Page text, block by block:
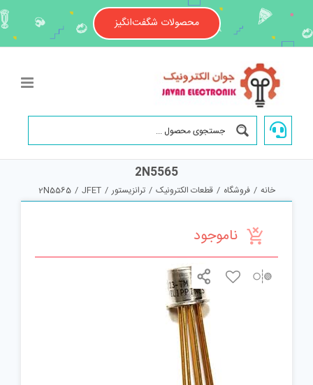
content
محصولات شگفت‌انگیز
2N5565
خانه / فروشگاه / قطعات الکترونیک / ترانزیستور /
JFET
/
2N5565
ناموجود